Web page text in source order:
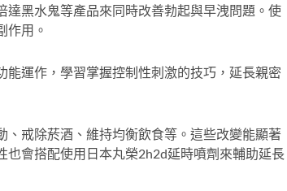
達黑水鬼等產品來同時改善勃起與早洩問題。使
作用。
運作，學習掌握控制性刺激的技巧，延長親密
戒除菸酒、維持均衡飲食等。這些改變能顯著
也會搭配使用 日本丸榮2h2d延時噴劑 來輔助延長